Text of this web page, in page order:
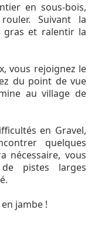
en sous-bois,
Suivant la
gras et ralentir la
vous rejoignez le
du point de vue
au village de
en Gravel,
quelques
nécessaire, vous
pistes larges
jambe !